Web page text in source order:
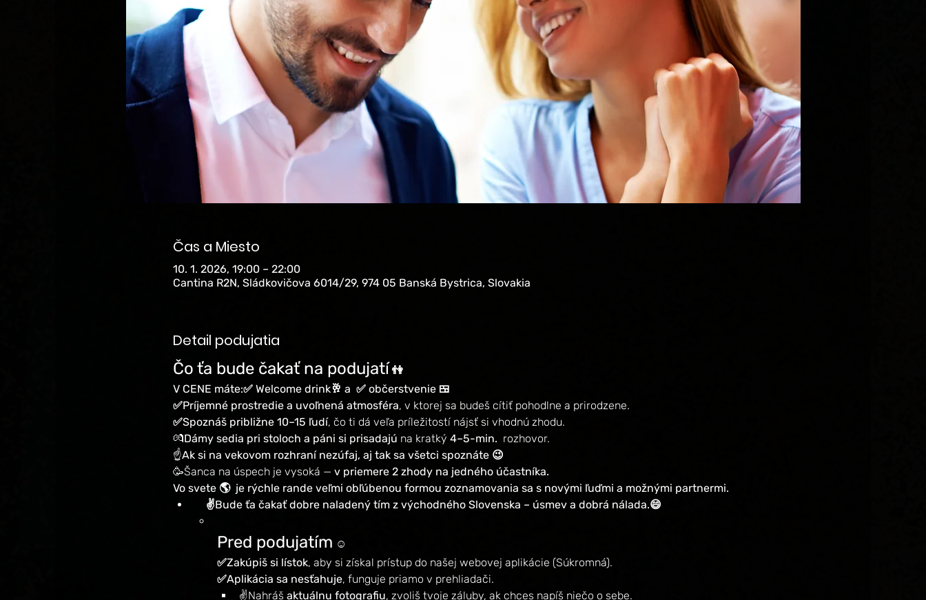
Čas a Miesto
10. 1. 2026, 19:00 – 22:00
Cantina R2N, Sládkovičova 6014/29, 974 05 Banská Bystrica, Slovakia
Detail podujatia
Čo ťa bude čakať na podujatí 👫
V CENE máte:✅ Welcome drink🥂 a  ✅ občerstvenie 🍱
✅Príjemné prostredie a uvoľnená atmosféra, v ktorej sa budeš cítiť pohodlne a prirodzene.
✅Spoznáš približne 10–15 ľudí, čo ti dá veľa príležitostí nájsť si vhodnú zhodu.
💏Dámy sedia pri stoloch a páni si prisadajú na kratký 4–5-min. rozhovor.
☝️Ak si na vekovom rozhraní nezúfaj, aj tak sa všetci spoznáte 😉
🥳Šanca na úspech je vysoká — v priemere 2 zhody na jedného účastníka.
Vo svete 🌎  je rýchle rande veľmi obľúbenou formou zoznamovania sa s novými ľuďmi a možnými partnermi.
✌️Bude ťa čakať dobre naladený tím z východného Slovenska – úsmev a dobrá nálada.😄
Pred podujatím ☺️
✅Zakúpiš si lístok, aby si získal prístup do našej webovej aplikácie (Súkromná).
✅Aplikácia sa nesťahuje, funguje priamo v prehliadači.
✌️Nahráš aktuálnu fotografiu, zvoliš tvoje záluby, ak chces napíš niečo o sebe.